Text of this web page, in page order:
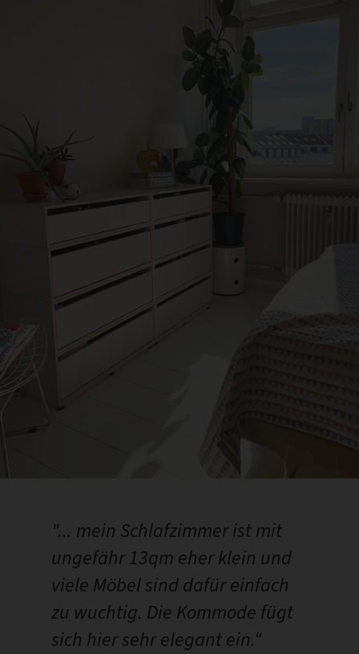
"... mein Schlafzimmer ist mit
ungefähr 13qm eher klein und
viele Möbel sind dafür einfach
zu wuchtig. Die Kommode fügt
sich hier sehr elegant ein.“